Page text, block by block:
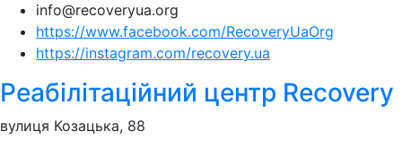
info@recoveryua.org
https://www.facebook.com/RecoveryUaOrg
https://instagram.com/recovery.ua
Реабілітаційний центр Recovery
вулиця Козацька, 88